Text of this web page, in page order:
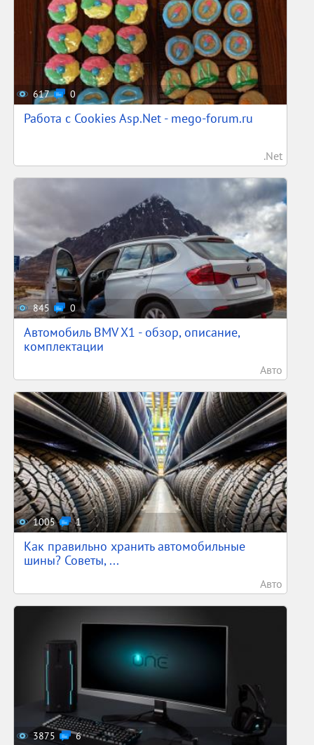
617 0
Работа с Cookies Asp.Net - mego-forum.ru
.Net
845 0
Автомобиль BMV X1 - обзор, описание,
комплектации
Авто
1005 1
Как правильно хранить автомобильные
шины? Советы, ...
Авто
3875 6